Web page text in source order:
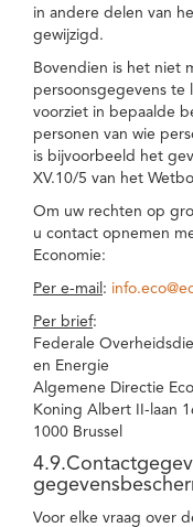
in andere delen van
gewijzigd.
Bovendien is het niet
persoonsgegevens te
voorziet in bepaalde
personen van wie
is bijvoorbeeld het
XV.10/5 van het
Om uw rechten op
u contact opnemen
Economie:
Per e-mail :
Per brief:
Federale
en Energie
Algemene Directie
Koning Albert II-laan
1000 Brussel
Voor elke vraag over